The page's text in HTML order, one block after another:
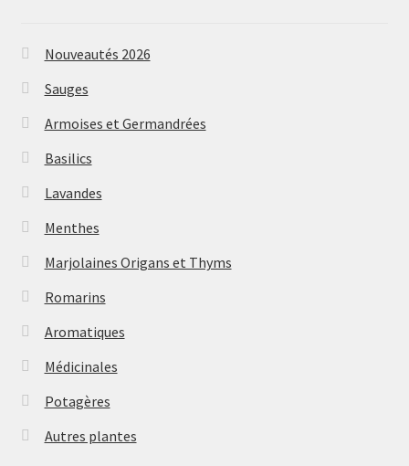
Nouveautés 2026
Sauges
Armoises et Germandrées
Basilics
Lavandes
Menthes
Marjolaines Origans et Thyms
Romarins
Aromatiques
Médicinales
Potagères
Autres plantes